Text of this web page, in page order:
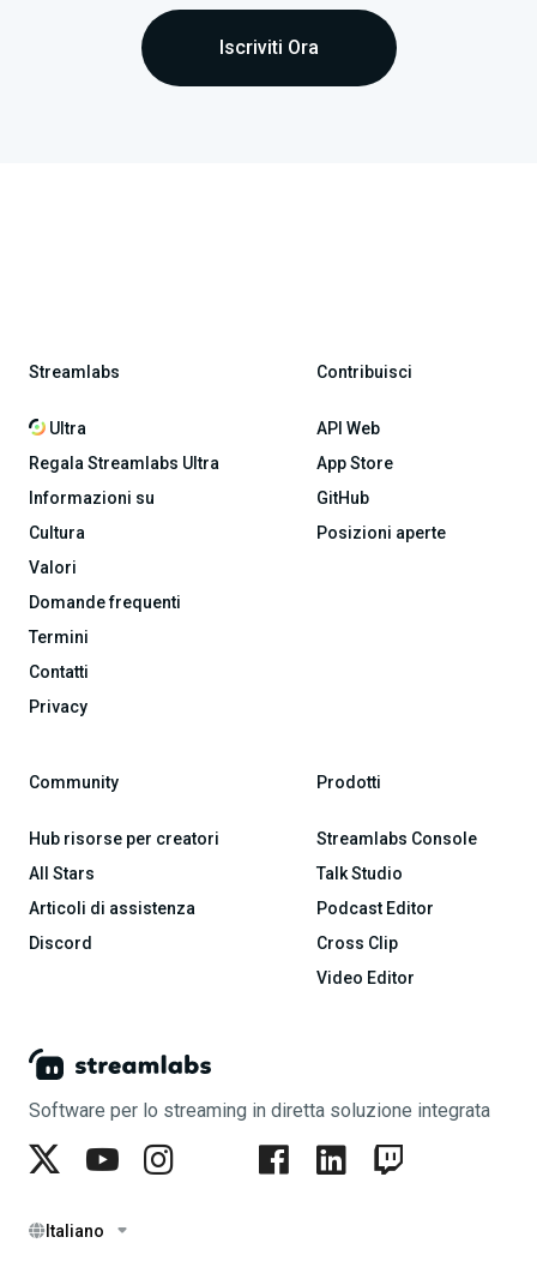
Iscriviti Ora
Software per lo streaming in diretta soluzione integrata
Italiano
Streamlabs
Ultra
Regala Streamlabs Ultra
Informazioni su
Cultura
Valori
Domande frequenti
Termini
Contatti
Privacy
Contribuisci
API Web
App Store
GitHub
Posizioni aperte
Community
Hub risorse per creatori
All Stars
Articoli di assistenza
Discord
Prodotti
Streamlabs Console
Talk Studio
Podcast Editor
Cross Clip
Video Editor